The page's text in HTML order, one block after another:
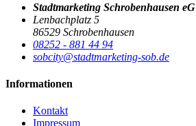
Stadtmarketing Schrobenhausen eG
Lenbachplatz 5
86529 Schrobenhausen
08252 - 881 44 94
sobcity@stadtmarketing-sob.de
Informationen
Kontakt
Impressum